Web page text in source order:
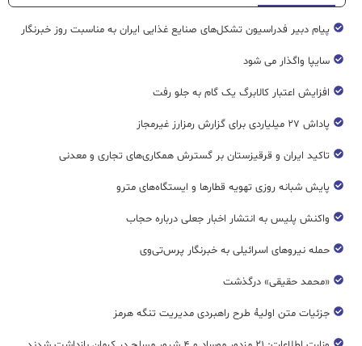
پیام دبیر فدراسیون تشکل‌های صنایع غذایی ایران به مناسبت روز خبرنگار
سایپا واگذار می شود
افزایش اعتبار کالابرگ یک گام به جلو رفت
پاداش ۲۷ میلیاردی برای گزارش رمزارز غیرمجاز
تاکید ایران و قرقیزستان بر گسترش همکاری‌های تجاری و معدنی
پایش شبانه روزی تهویه قطار‌ها و ایستگاه‌های مترو
واکنش پلیس به انتشار اخبار جعلی درباره حجاب
حمله نیروهای اسرائیلی به خبرنگار پرس‌تی‌وی
«محمد حقیقی» درگذشت
جزئیات متن اولیۀ طرح راهبردی مدیریت تنگه هرمز